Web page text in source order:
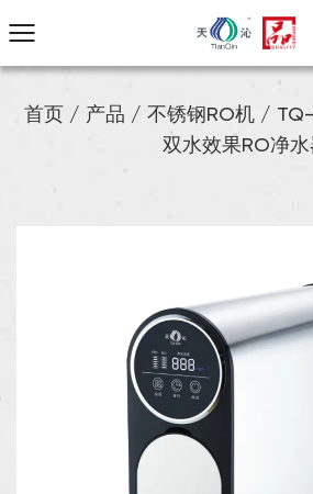
首页 / 产品 / 不锈钢RO机 /
双水效果RO净水